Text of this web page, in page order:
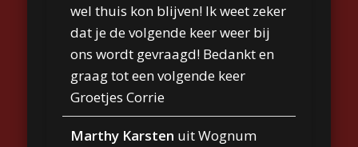
wel thuis kon blijven! Ik weet zeker
dat je de volgende keer weer bij
ons wordt gevraagd! Bedankt en
graag tot een volgende keer
Groetjes Corrie
Marthy Karsten uitWognum